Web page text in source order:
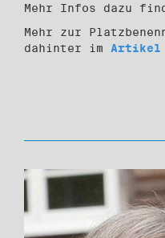
Mehr Infos dazu
Mehr zur
dahinter im Artikel